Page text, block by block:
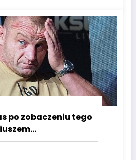
po zobaczeniu tego
Przez 20 lat zmieniło
wylewa się z